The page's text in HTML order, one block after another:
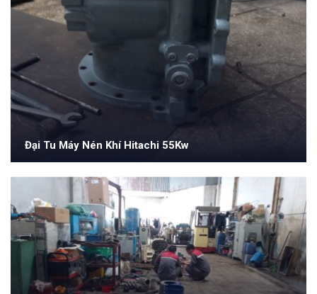
Đại Tu Máy Nén Khí Hitachi 55Kw